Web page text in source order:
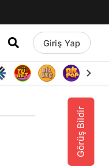
Giriş Yap
Görüş Bildir